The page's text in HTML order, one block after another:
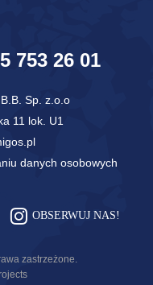
753 26 01
Sp. z.o.o
11 lok. U1
danych osobowych
OBSERWUJ NAS!
zastrzeżone.